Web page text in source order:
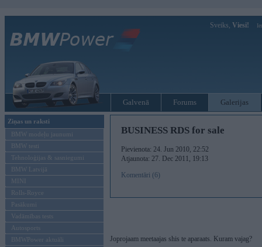
Sveiks, Viesi!
Galvenā Forums Galerijas
Ziņas un raksti
BMW modeļu jaunumi
BMW testi
Tehnoloģijas & sasniegumi
BMW Latvijā
MINI
Rolls-Royce
Pasākumi
Vadāmības tests
Autosports
BMWPower aktuāli
BUSINESS RDS for sale
Pievienota: 24. Jun 2010, 22:52
Atjaunota: 27. Dec 2011, 19:13
Komentāri (6)
Joprojaam meetaajas shis te aparaats. Kuram vajag?